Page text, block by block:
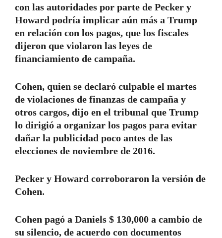
con las autoridades por parte de Pecker y
Howard podría implicar aún más a Trump
en relación con los pagos, que los fiscales
dijeron que violaron las leyes de
financiamiento de campaña.
Cohen, quien se declaró culpable el martes
de violaciones de finanzas de campaña y
otros cargos, dijo en el tribunal que Trump
lo dirigió a organizar los pagos para evitar
dañar la publicidad poco antes de las
elecciones de noviembre de 2016.
Pecker y Howard corroboraron la versión de
Cohen.
Cohen pagó a Daniels $ 130,000 a cambio de
su silencio, de acuerdo con documentos